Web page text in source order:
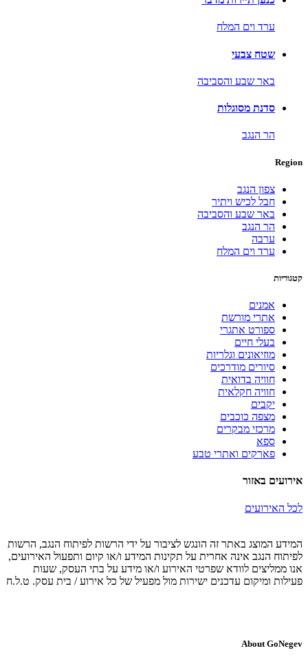
ערד וים המלח
שטח צבעי
באר שבע והסביבה
סדנת מסוגלות
הר הנגב
Region
צפון הנגב
חבל לכיש ויתיר
באר שבע והסביבה
הר הנגב
ערבה
ערד וים המלח
קטגוריות
אמנים
אתרי מורשת
ספורט אתגרי
בעלי חיים
מוזיאונים וגלריות
סיורים מודרכים
חוויה בדואית
חוויה חקלאית
יקבים
מצפה כוכבים
מרכזי מבקרים
ספא
פארקים ואתרי טבע
אירועים באזור
לכל האירועים
המידע המוצג באתר זה הונגש לציבור על ידי הרשות לפיתוח הנגב, הרשות
לפיתוח הנגב אינה אחרית על תקינות המידע ו/או קיום ותפעול האירועים,
אנו ממליצים לוודא שפרטי האירוע ו/או מידע על בתי העסק, שעות
פעילות ומיקום עדכנים ישירות מול מפעיל של כל אירוע / בית עסק. ט.ל.ח
About GoNegev